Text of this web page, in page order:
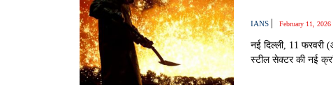
IANS | February 11,
नई दिल्ली, 11 फरवरी
स्टील सेक्टर की नई